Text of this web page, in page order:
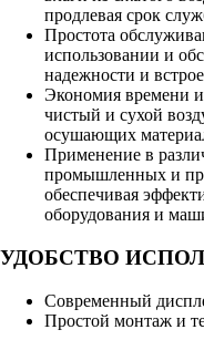
продлевая срок
Простота
использовании и
надежности и
Экономия времени и
чистый и сухой
осушающих
Применение в
промышленных и
обеспечивая
оборудования и
УДОБСТВО
Современный
Простой монтаж и